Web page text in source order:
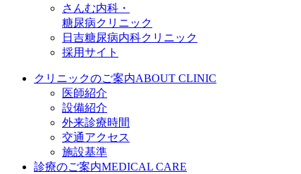
さんむ内科・
糖尿病クリニック
日吉糖尿病内科クリニック
採用サイト
クリニックのご案内ABOUT CLINIC
医師紹介
設備紹介
外来診療時間
交通アクセス
施設基準
診療のご案内MEDICAL CARE